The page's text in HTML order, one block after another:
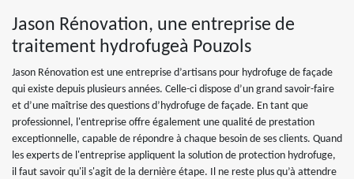
Jason Rénovation, une entreprise de
traitement hydrofugeà Pouzols
Jason Rénovation est une entreprise d’artisans pour hydrofuge de façade
qui existe depuis plusieurs années. Celle-ci dispose d’un grand savoir-faire
et d’une maîtrise des questions d’hydrofuge de façade. En tant que
professionnel, l'entreprise offre également une qualité de prestation
exceptionnelle, capable de répondre à chaque besoin de ses clients. Quand
les experts de l'entreprise appliquent la solution de protection hydrofuge,
il faut savoir qu'il s'agit de la dernière étape. Il ne reste plus qu’à attendre